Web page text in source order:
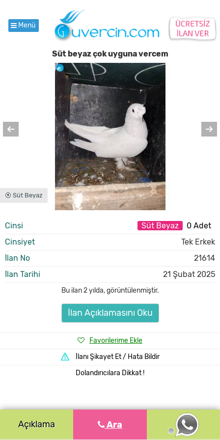
Menü
Süt beyaz çok uyguna vercem
⦿ Süt Beyaz
Cinsi Süt Beyaz
0 Adet
Cinsiyet
Tek Erkek
İlan No
21614
İlan Tarihi
21 Şubat 2025
Bu ilan2 yılda,görüntülenmiştir.
İlan Açıklamasını Oku
Favorilerime Ekle
İlanı Şikayet Et / Hata Bildir
Dolandırıcılara Dikkat !
Açıklama Ara